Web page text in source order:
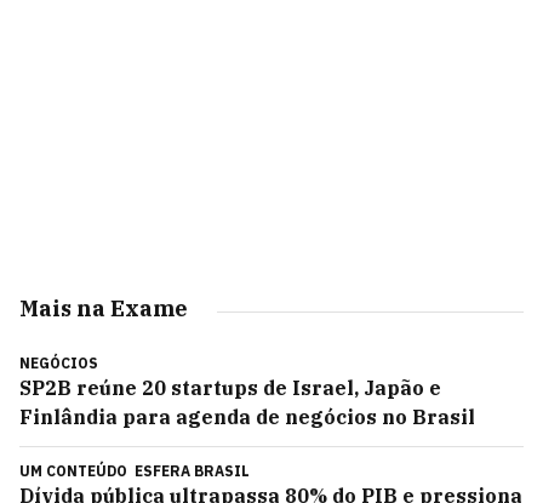
Mais na Exame
NEGÓCIOS
SP2B reúne 20 startups de Israel, Japão e
Finlândia para agenda de negócios no Brasil
UM CONTEÚDO ESFERA BRASIL
Dívida pública ultrapassa 80% do PIB e pressiona